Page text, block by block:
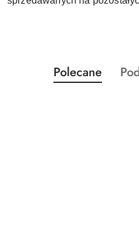
Pomiń karuzelę
Produkty
o
Polecane